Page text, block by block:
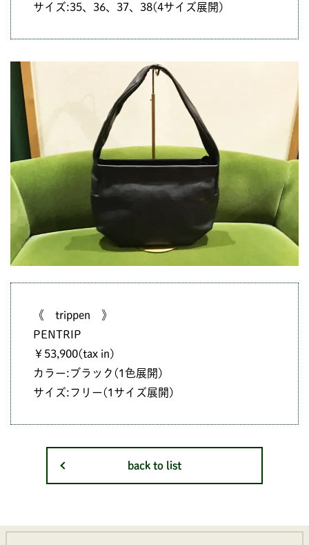
サイズ:35、36、37、38(4サイズ展開)
《 trippen 》
PENTRIP
￥53,900(tax in)
カラー:ブラック(1色展開)
サイズ:フリー(1サイズ展開)
back to list